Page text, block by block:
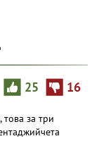
25 16
за три